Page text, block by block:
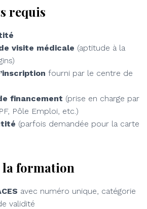
requis
visite médicale (aptitude à la
fourni par le centre de
financement (prise en charge par
Pôle Emploi, etc.)
(parfois demandée pour la carte
la formation
avec numéro unique, catégorie
validité